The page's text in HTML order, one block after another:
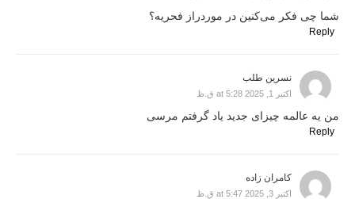
شما چی فکر می‌کنین در موردراز فحریه؟
Reply
نسرین طلب
اکتبر 1, 2025 at 5:28 ق.ظ
من یه عالمه چیزای جدید یاد گرفتم مرسی
Reply
کامران زاده
اکتبر 3, 2025 at 5:47 ق.ظ